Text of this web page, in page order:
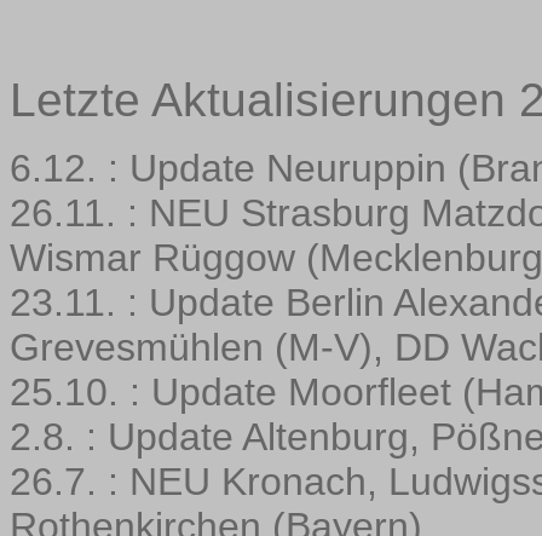
Letzte Aktualisierungen
6.12. : Update Neuruppin
26.11. : NEU Strasburg
Wismar Rüggow
23.11. : Update Berlin
Grevesmühlen (M-V), DD
25.10. : Update Moorfleet
2.8. : Update Altenburg,
26.7. : NEU Kronach,
Rothenkirchen (Bayern)